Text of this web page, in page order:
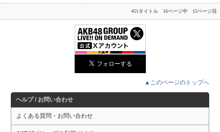
451タイトル 16ページ中 15ページ目
▲このページのトップへ
ヘルプ / お問い合わせ
よくある質問・お問い合わせ